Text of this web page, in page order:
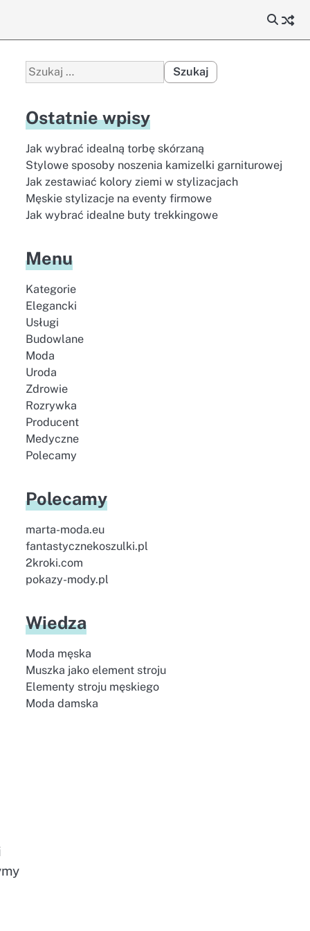
Szukaj:
Ostatnie wpisy
Jak wybrać idealną torbę skórzaną
Stylowe sposoby noszenia kamizelki garniturowej
Jak zestawiać kolory ziemi w stylizacjach
Męskie stylizacje na eventy firmowe
Jak wybrać idealne buty trekkingowe
Menu
Kategorie
Elegancki
Usługi
Budowlane
Moda
Uroda
Zdrowie
Rozrywka
Producent
Medyczne
Polecamy
Polecamy
marta-moda.eu
fantastycznekoszulki.pl
2kroki.com
pokazy-mody.pl
Wiedza
Moda męska
Muszka jako element stroju
Elementy stroju męskiego
Moda damska